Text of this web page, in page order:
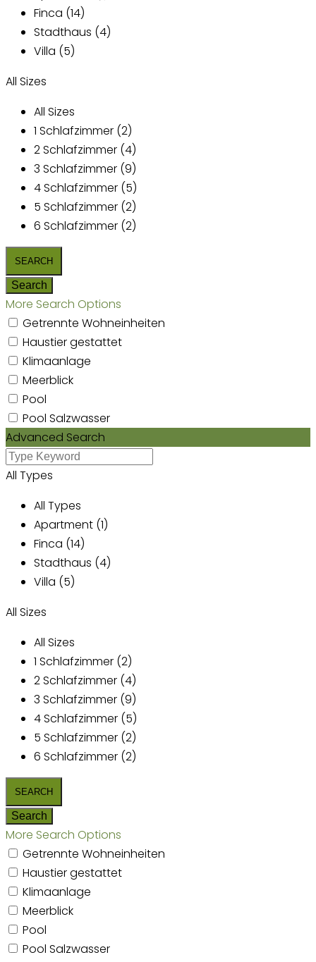
Finca (14)
Stadthaus (4)
Villa (5)
All Sizes
All Sizes
1 Schlafzimmer (2)
2 Schlafzimmer (4)
3 Schlafzimmer (9)
4 Schlafzimmer (5)
5 Schlafzimmer (2)
6 Schlafzimmer (2)
More Search Options
Getrennte Wohneinheiten
Haustier gestattet
Klimaanlage
Meerblick
Pool
Pool Salzwasser
Advanced Search
All Types
All Types
Apartment (1)
Finca (14)
Stadthaus (4)
Villa (5)
All Sizes
All Sizes
1 Schlafzimmer (2)
2 Schlafzimmer (4)
3 Schlafzimmer (9)
4 Schlafzimmer (5)
5 Schlafzimmer (2)
6 Schlafzimmer (2)
More Search Options
Getrennte Wohneinheiten
Haustier gestattet
Klimaanlage
Meerblick
Pool
Pool Salzwasser